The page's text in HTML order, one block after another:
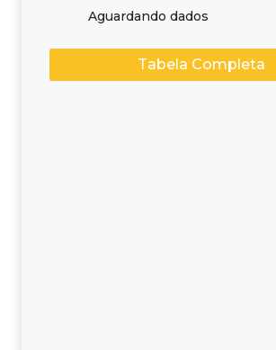
Aguardando dados
Tabela Completa